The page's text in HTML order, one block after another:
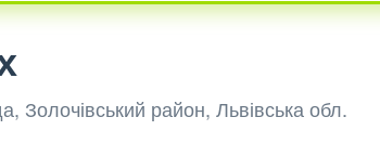
Золочівський район, Львівська обл.